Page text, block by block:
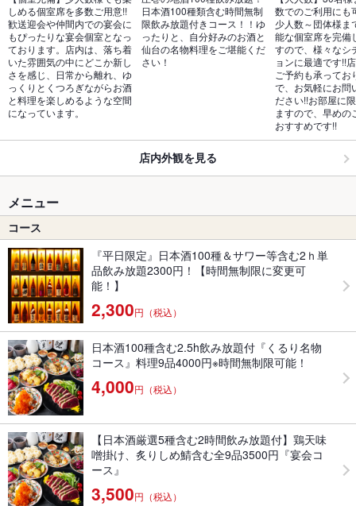
しめる個室席を多数ご用意!!
歓送迎会や仲間内での宴会に
もぴったりな宴会個室となっ
ております。店内は、落ち着
いた雰囲気の中にどこか新し
さを感じ、日常から離れ、ゆ
っくりとくつろぎながらお酒
と料理を楽しめるような空間
になっています。
日本酒100種類含む時間無制
限飲み放題付きコース！！ゆ
ったりと、自分好みのお酒と
仙台の名物料理をご堪能くだ
さい！
数でのご利用にも
少人数～団体様ま
能な個室席を完備
すので、様々なシ
ョンに最適です!!
ご予約も承ってお
で、お気軽にお問
ださい!!お部屋に
ますので、早めの
おすすめです!!
店内外観を見る
メニュー
コース
『平日限定』日本酒100種＆サワー等含む2ｈ単
品飲み放題2300円！【時間無制限に変更可
能！】
2,300円（税込）
日本酒100種含む2.5h飲み放題付『くるり名物
コース』料理9品4000円※時間無制限可能！
4,000円（税込）
【日本酒厳選5種含む2時間飲み放題付】鶏天味
噌掛け、炙りしめ鯖含む全9品3500円『宴会コ
ース』
3,500円（税込）